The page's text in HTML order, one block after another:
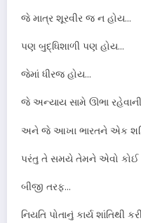
જે માત્ર શૂરવીર જ ન હોય…
પણ બુદ્ધિશાળી પણ હોય…
જેમાં ધીરજ હોય…
જે અન્યાય સામે ઊભા રહેવાની
અને જે આખા ભારતને એક
પરંતુ તે સમયે તેમને એવો કોઈ
બીજી તરફ…
નિયતિ પોતાનું કાર્ય શાંતિથી